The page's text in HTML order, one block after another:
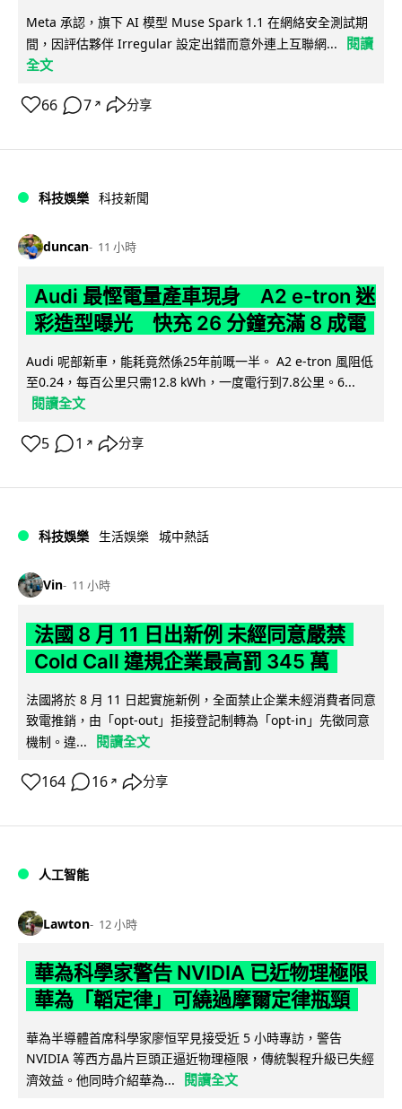
Meta 承認，旗下 AI 模型 Muse Spark 1.1 在網絡安全測試期
間，因評估夥伴 Irregular 設定出錯而意外連上互聯網...
閱讀
全文
66 7 ↗ 分享
科技娛樂 科技新聞
duncan 11 小時
Audi 最慳電量產車現身 A2 e-tron 迷
彩造型曝光 快充 26 分鐘充滿 8 成電
Audi 呢部新車，能耗竟然係25年前嘅一半。 A2 e-tron 風阻低
至0.24，每百公里只需12.8 kWh，一度電行到7.8公里。6...
閱讀全文
5 1 ↗ 分享
科技娛樂 生活娛樂 城中熱話
Vin 11 小時
法國 8 月 11 日出新例 未經同意嚴禁
Cold Call 違規企業最高罰 345 萬
法國將於 8 月 11 日起實施新例，全面禁止企業未經消費者同意
致電推銷，由「opt-out」拒接登記制轉為「opt-in」先徵同意
機制。違...
閱讀全文
164 16 ↗ 分享
人工智能
Lawton 12 小時
華為科學家警告 NVIDIA 已近物理極限
華為「韜定律」可繞過摩爾定律瓶頸
華為半導體首席科學家廖恒罕見接受近 5 小時專訪，警告
NVIDIA 等西方晶片巨頭正逼近物理極限，傳統製程升級已失經
濟效益。他同時介紹華為...
閱讀全文